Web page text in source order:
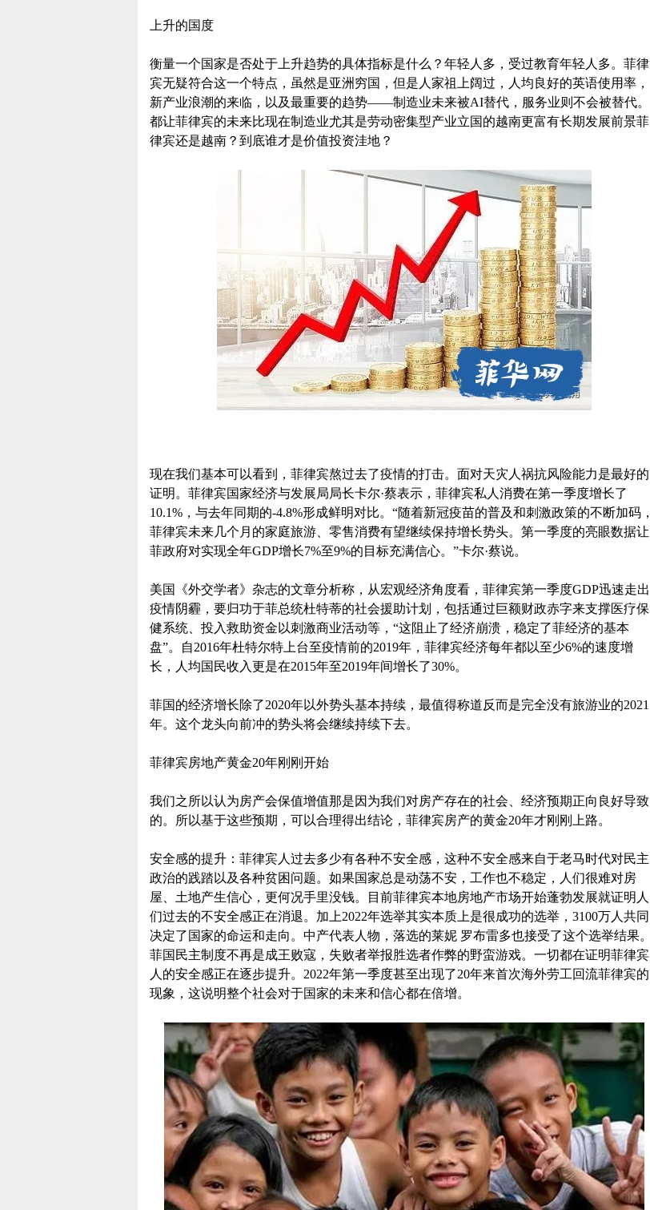
上升的国度
衡量一个国家是否处于上升趋势的具体指标是什么？年轻人多，受过教育年轻人多。菲律
宾无疑符合这一个特点，虽然是亚洲穷国，但是人家祖上阔过，人均良好的英语使用率，
新产业浪潮的来临，以及最重要的趋势——制造业未来被AI替代，服务业则不会被替代。
都让菲律宾的未来比现在制造业尤其是劳动密集型产业立国的越南更富有长期发展前景菲
律宾还是越南？到底谁才是价值投资洼地？
现在我们基本可以看到，菲律宾熬过去了疫情的打击。面对天灾人祸抗风险能力是最好的
证明。菲律宾国家经济与发展局局长卡尔·蔡表示，菲律宾私人消费在第一季度增长了
10.1%，与去年同期的-4.8%形成鲜明对比。“随着新冠疫苗的普及和刺激政策的不断加码，
菲律宾未来几个月的家庭旅游、零售消费有望继续保持增长势头。第一季度的亮眼数据让
菲政府对实现全年GDP增长7%至9%的目标充满信心。”卡尔·蔡说。
美国《外交学者》杂志的文章分析称，从宏观经济角度看，菲律宾第一季度GDP迅速走出
疫情阴霾，要归功于菲总统杜特蒂的社会援助计划，包括通过巨额财政赤字来支撑医疗保
健系统、投入救助资金以刺激商业活动等，“这阻止了经济崩溃，稳定了菲经济的基本
盘”。自2016年杜特尔特上台至疫情前的2019年，菲律宾经济每年都以至少6%的速度增
长，人均国民收入更是在2015年至2019年间增长了30%。
菲国的经济增长除了2020年以外势头基本持续，最值得称道反而是完全没有旅游业的2021
年。这个龙头向前冲的势头将会继续持续下去。
菲律宾房地产黄金20年刚刚开始
我们之所以认为房产会保值增值那是因为我们对房产存在的社会、经济预期正向良好导致
的。所以基于这些预期，可以合理得出结论，菲律宾房产的黄金20年才刚刚上路。
安全感的提升：菲律宾人过去多少有各种不安全感，这种不安全感来自于老马时代对民主
政治的践踏以及各种贫困问题。如果国家总是动荡不安，工作也不稳定，人们很难对房
屋、土地产生信心，更何况手里没钱。目前菲律宾本地房地产市场开始蓬勃发展就证明人
们过去的不安全感正在消退。加上2022年选举其实本质上是很成功的选举，3100万人共同
决定了国家的命运和走向。中产代表人物，落选的莱妮 罗布雷多也接受了这个选举结果。
菲国民主制度不再是成王败寇，失败者举报胜选者作弊的野蛮游戏。一切都在证明菲律宾
人的安全感正在逐步提升。2022年第一季度甚至出现了20年来首次海外劳工回流菲律宾的
现象，这说明整个社会对于国家的未来和信心都在倍增。